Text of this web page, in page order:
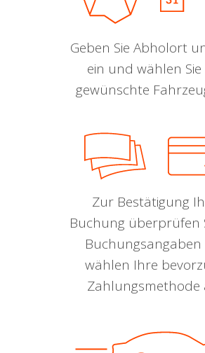
Geben Sie Abholort
ein und wählen Sie
gewünschte
Zur Bestätigung
Buchung überprüfen
wählen Ihre
Zahlungsmethode